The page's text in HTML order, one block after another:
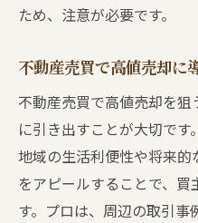
ため、注意が必要です。
不動産売買で高値売却に
不動産売買で高値売却を
に引き出すことが大切です
地域の生活利便性や将来
をアピールすることで、
す。プロは、周辺の取引